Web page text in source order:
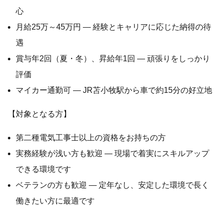
心
月給25万～45万円 — 経験とキャリアに応じた納得の待
遇
賞与年2回（夏・冬）、昇給年1回 — 頑張りをしっかり
評価
マイカー通勤可 — JR苫小牧駅から車で約15分の好立地
【対象となる方】
第二種電気工事士以上の資格をお持ちの方
実務経験が浅い方も歓迎 — 現場で着実にスキルアップ
できる環境です
ベテランの方も歓迎 — 定年なし、安定した環境で長く
働きたい方に最適です